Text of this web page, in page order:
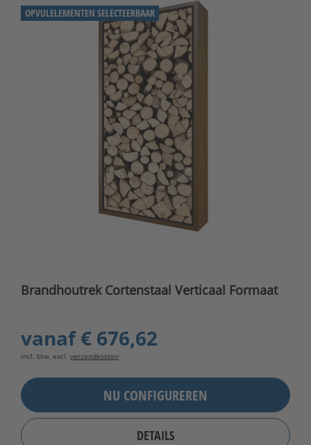
OPVULELEMENTEN SELECTEERBAAR
Brandhoutrek Cortenstaal Verticaal Formaat
vanaf€ 676,62
incl. btw, excl. verzendkosten
NU CONFIGUREREN
DETAILS